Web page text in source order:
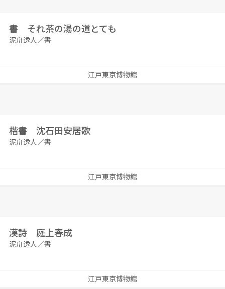
書 それ茶の湯の道とても
泥舟逸人／書
江戸東京博物館
楷書 沈石田安居歌
泥舟逸人／書
江戸東京博物館
漢詩 庭上春成
泥舟逸人／書
江戸東京博物館